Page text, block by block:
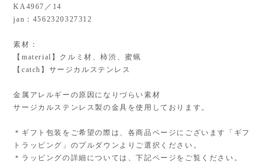
KA4967／14
jan：4562320327312
素材：
【material】クルミ材、柿渋、蜜蝋
【catch】サージカルステンレス
金属アレルギーの原因になりづらい素材
サージカルステンレス製の金具を使用しております。
＊ギフト包装をご希望の際は、各商品ページにございます「ギフ
トラッピング」のプルダウンよりご選択ください。
＊ラッピングの詳細については、下記ページをご覧ください。